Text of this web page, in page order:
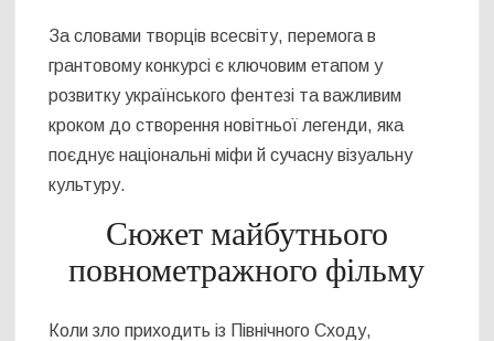
За словами творців всесвіту, перемога в
грантовому конкурсі є ключовим етапом у
розвитку українського фентезі та важливим
кроком до створення новітньої легенди, яка
поєднує національні міфи й сучасну візуальну
культуру.
Сюжет майбутнього
повнометражного фільму
Коли зло приходить із Північного Сходу,